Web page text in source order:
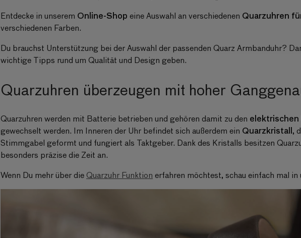
Entdecke in unserem Online-Shop eine Auswahl an verschiedenen Quarzuhren
verschiedenen Farben.
Du brauchst Unterstützung bei der Auswahl der passenden Quarz Armbanduhr?
wichtige Tipps rund um Qualität und Design geben.
Quarzuhren überzeugen mit hoher
Quarzuhren werden mit Batterie betrieben und gehören damit zu den elektrischen
gewechselt werden. Im Inneren der Uhr befindet sich außerdem ein Quarzkristall,
Stimmgabel geformt und fungiert als Taktgeber. Dank des Kristalls besitzen
besonders präzise die Zeit an.
Wenn Du mehr über die Quarzuhr Funktion erfahren möchtest, schau einfach mal